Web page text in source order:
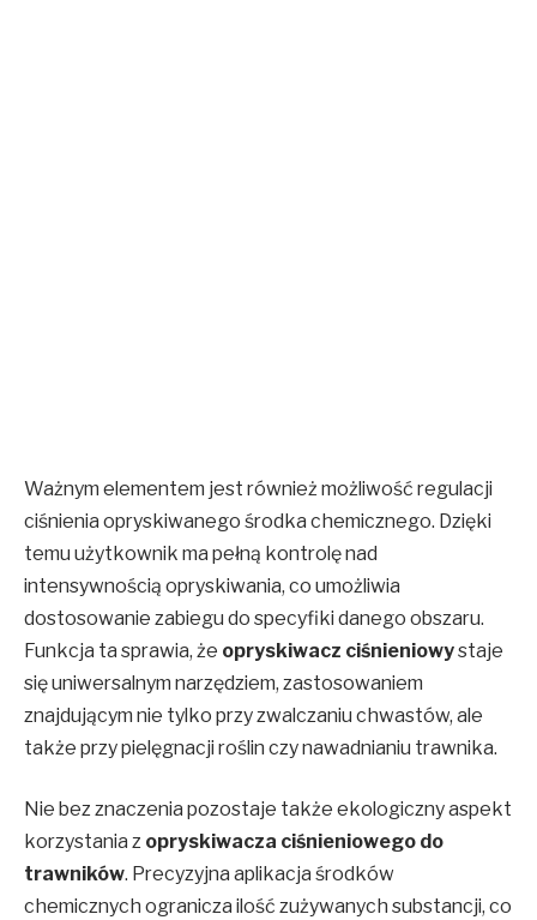
Ważnym elementem jest również możliwość regulacji
ciśnienia opryskiwanego środka chemicznego. Dzięki
temu użytkownik ma pełną kontrolę nad
intensywnością opryskiwania, co umożliwia
dostosowanie zabiegu do specyfiki danego obszaru.
Funkcja ta sprawia, że opryskiwacz ciśnieniowystaje
się uniwersalnym narzędziem, zastosowaniem
znajdującym nie tylko przy zwalczaniu chwastów, ale
także przy pielęgnacji roślin czy nawadnianiu trawnika.
Nie bez znaczenia pozostaje także ekologiczny aspekt
korzystania z opryskiwacza ciśnieniowego do
trawników. Precyzyjna aplikacja środków
chemicznych ogranicza ilość zużywanych substancji, co